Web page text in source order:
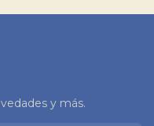
y más.